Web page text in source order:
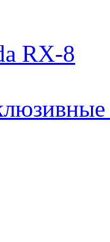
RX-8